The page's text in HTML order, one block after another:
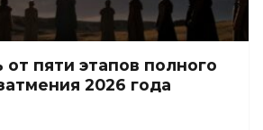
пяти этапов полного
2026 года